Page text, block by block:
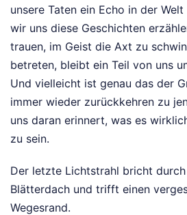
unsere Taten ein Echo in der
wir uns diese Geschichten
trauen, im Geist die Axt zu
betreten, bleibt ein Teil von uns
Und vielleicht ist genau das der
immer wieder zurückkehren zu
uns daran erinnert, was es
zu sein.
Der letzte Lichtstrahl bricht
Blätterdach und trifft einen
Wegesrand.